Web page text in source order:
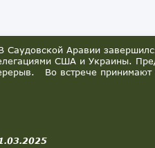
Саудовской Аравии
США и Украины.
Во встрече принимают